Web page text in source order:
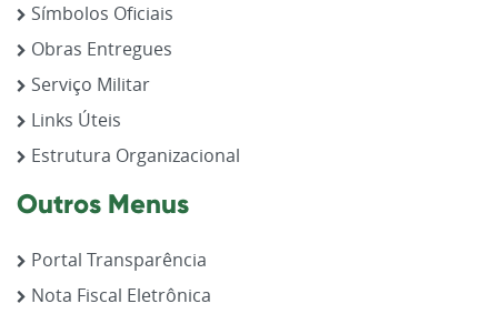
Símbolos Oficiais
Obras Entregues
Serviço Militar
Links Úteis
Estrutura Organizacional
Outros Menus
Portal Transparência
Nota Fiscal Eletrônica